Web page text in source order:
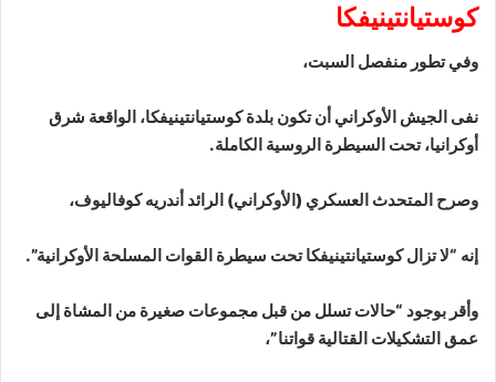
كوستيانتينيفكا
وفي تطور منفصل السبت،
نفى الجيش الأوكراني أن تكون بلدة كوستيانتينيفكا، الواقعة شرق
أوكرانيا، تحت السيطرة الروسية الكاملة.
وصرح المتحدث العسكري (الأوكراني) الرائد أندريه كوفاليوف،
إنه “لا تزال كوستيانتينيفكا تحت سيطرة القوات المسلحة الأوكرانية”.
وأقر بوجود “حالات تسلل من قبل مجموعات صغيرة من المشاة إلى
عمق التشكيلات القتالية قواتنا”،